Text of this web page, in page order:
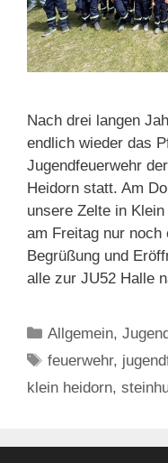
Nach drei langen
endlich wieder das
Jugendfeuerwehr
Heidorn statt. Am
unsere Zelte in
am Freitag nur
Begrüßung und
alle zur JU52 Halle
Kategorien
Allgemein,
Schlagwörter
feuerwehr,
klein heidorn,